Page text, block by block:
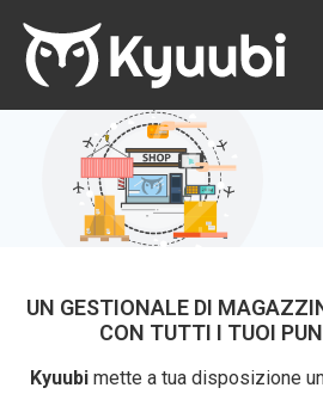
UN GESTIONALE DI
CON TUTTI I TUOI
Kyuubi mette a tua disposizione